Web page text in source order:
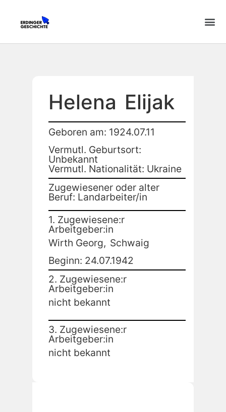
Helena Elijak
Geboren am: 1924.07.11
Vermutl. Geburtsort:
Unbekannt
Vermutl. Nationalität: Ukraine
Zugewiesener oder alter
Beruf: Landarbeiter/in
1. Zugewiesene:r
Arbeitgeber:in
Wirth Georg, Schwaig
Beginn: 24.07.1942
2. Zugewiesene:r
Arbeitgeber:in
nicht bekannt
3. Zugewiesene:r
Arbeitgeber:in
nicht bekannt